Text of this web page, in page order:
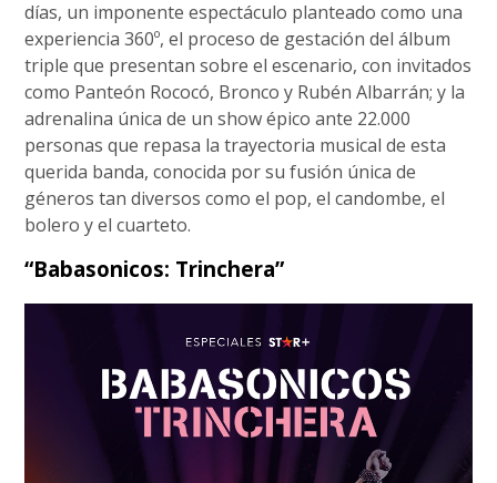
días, un imponente espectáculo planteado como una
experiencia 360º, el proceso de gestación del álbum
triple que presentan sobre el escenario, con invitados
como Panteón Rococó, Bronco y Rubén Albarrán; y la
adrenalina única de un show épico ante 22.000
personas que repasa la trayectoria musical de esta
querida banda, conocida por su fusión única de
géneros tan diversos como el pop, el candombe, el
bolero y el cuarteto.
“Babasonicos: Trinchera”